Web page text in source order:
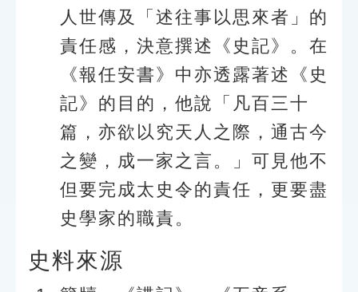
人世傳及「述往事以思來者」的
責任感，決意撰述《史記》。在
《報任安書》中亦透露著述《史
記》的目的，他說「凡百三十
篇，亦欲以究天人之際，通古今
之變，成一家之言。」可見他不
但要完成太史令的責任，更要盡
史學家的職責。
史料來源